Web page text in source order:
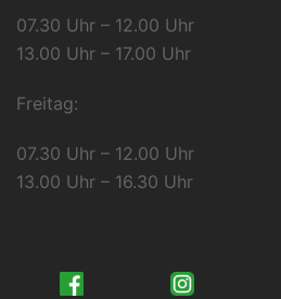
07.30 Uhr – 12.00 Uhr
13.00 Uhr – 17.00 Uhr
Freitag:
07.30 Uhr – 12.00 Uhr
13.00 Uhr – 16.30 Uhr